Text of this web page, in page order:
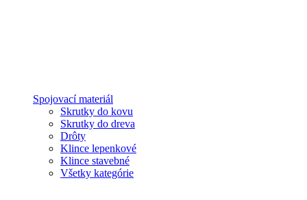
Spojovací materiál
Skrutky do kovu
Skrutky do dreva
Drôty
Klince lepenkové
Klince stavebné
Všetky kategórie